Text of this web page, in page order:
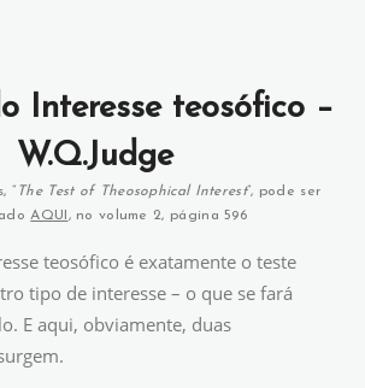
Interesse teosófico –
W.Q.Judge
“ The Test of Theosophical Interest”, pode ser
AQUI , no volume 2, página 596
teosófico é exatamente o teste
tipo de interesse – o que se fará
E aqui, obviamente, duas